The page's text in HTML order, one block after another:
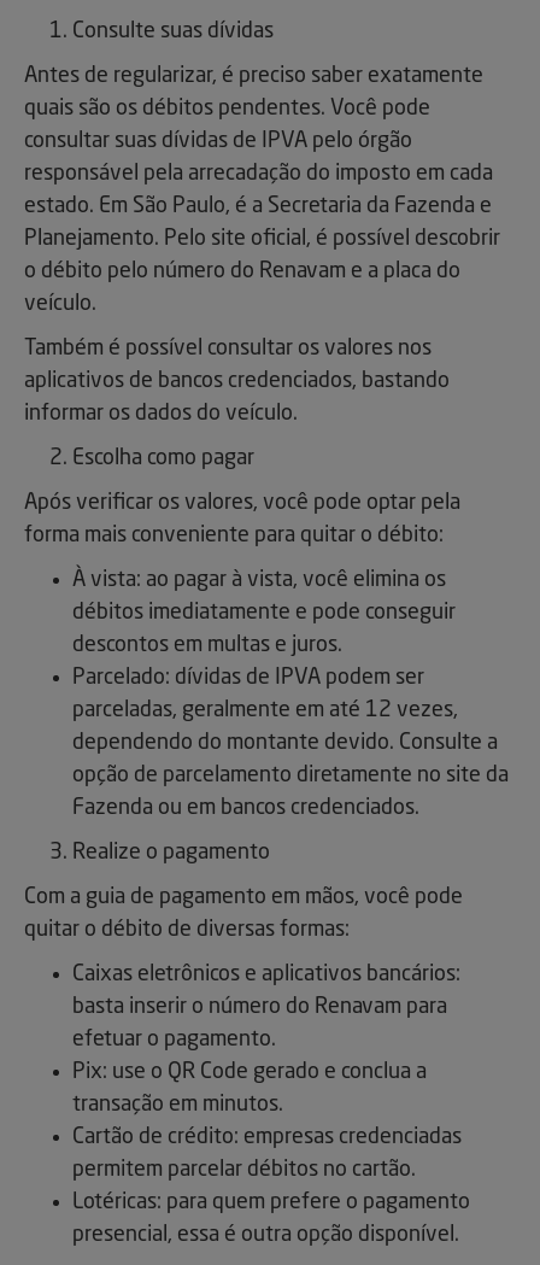
Consulte suas dívidas
Antes de regularizar, é preciso saber exatamente
quais são os débitos pendentes. Você pode
consultar suas dívidas de IPVA pelo órgão
responsável pela arrecadação do imposto em cada
estado. Em São Paulo, é a Secretaria da Fazenda e
Planejamento. Pelo site oficial, é possível descobrir
o débito pelo número do Renavam e a placa do
veículo.
Também é possível consultar os valores nos
aplicativos de bancos credenciados, bastando
informar os dados do veículo.
Escolha como pagar
Após verificar os valores, você pode optar pela
forma mais conveniente para quitar o débito:
À vista: ao pagar à vista, você elimina os
débitos imediatamente e pode conseguir
descontos em multas e juros.
Parcelado: dívidas de IPVA podem ser
parceladas, geralmente em até 12 vezes,
dependendo do montante devido. Consulte a
opção de parcelamento diretamente no site da
Fazenda ou em bancos credenciados.
Realize o pagamento
Com a guia de pagamento em mãos, você pode
quitar o débito de diversas formas:
Caixas eletrônicos e aplicativos bancários:
basta inserir o número do Renavam para
efetuar o pagamento.
Pix: use o QR Code gerado e conclua a
transação em minutos.
Cartão de crédito: empresas credenciadas
permitem parcelar débitos no cartão.
Lotéricas: para quem prefere o pagamento
presencial, essa é outra opção disponível.